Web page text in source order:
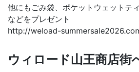
他にもごみ袋、ポケットウェットテ
などをプレゼント
http://weload-
ウィロード山王商店街